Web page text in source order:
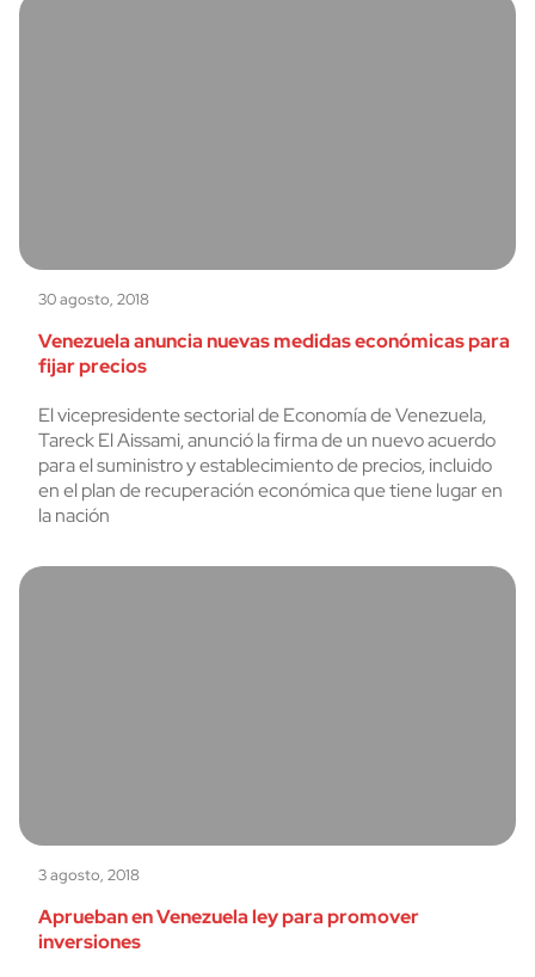
30 agosto, 2018
Venezuela anuncia nuevas medidas económicas para
fijar precios
El vicepresidente sectorial de Economía de Venezuela,
Tareck El Aissami, anunció la firma de un nuevo acuerdo
para el suministro y establecimiento de precios, incluido
en el plan de recuperación económica que tiene lugar en
la nación
3 agosto, 2018
Aprueban en Venezuela ley para promover
inversiones